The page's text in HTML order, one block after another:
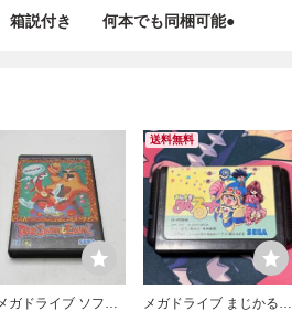
説付き 何本でも同梱可能●
ガドライブ ソフト
送料無料
メガドライブ まじかるタ